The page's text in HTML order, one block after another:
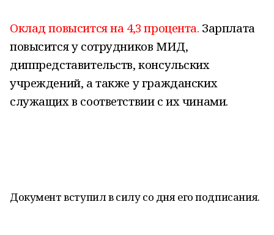
Оклад повысится на 4,3 процента. Зарплата
повысится у сотрудников МИД,
диппредставительств, консульских
учреждений, а также у гражданских
служащих в соответствии с их чинами.
Документ вступил в силу со дня его подписания.